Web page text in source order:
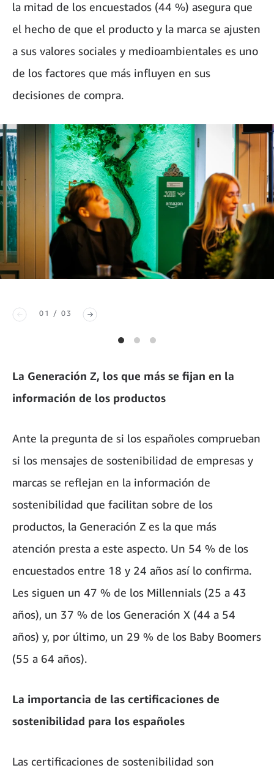
la mitad de los encuestados (44 %) asegura que
el hecho de que el producto y la marca se ajusten
a sus valores sociales y medioambientales es uno
de los factores que más influyen en sus
decisiones de compra.
01 / 03
La Generación Z, los que más se fijan en la
información de los productos
Ante la pregunta de si los españoles comprueban
si los mensajes de sostenibilidad de empresas y
marcas se reflejan en la información de
sostenibilidad que facilitan sobre de los
productos, la Generación Z es la que más
atención presta a este aspecto. Un 54 % de los
encuestados entre 18 y 24 años así lo confirma.
Les siguen un 47 % de los Millennials (25 a 43
años), un 37 % de los Generación X (44 a 54
años) y, por último, un 29 % de los Baby Boomers
(55 a 64 años).
La importancia de las certificaciones de
sostenibilidad para los españoles
Las certificaciones de sostenibilidad son